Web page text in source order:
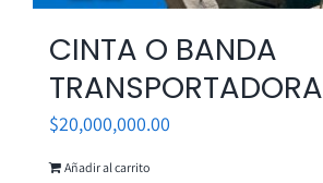
CINTA O BANDA
TRANSPORTADORA
$20,000,000.00
Añadir al carrito